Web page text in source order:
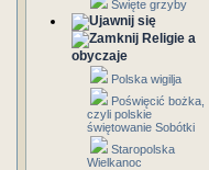
Święte grzyby
Religie a
obyczaje
Polska wigilja
Poświęcić bożka,
czyli polskie
świętowanie Sobótki
Staropolska
Wielkanoc